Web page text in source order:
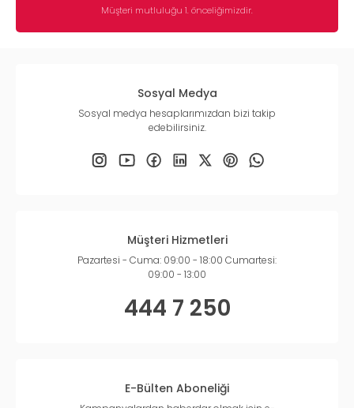
Müşteri mutluluğu 1. önceliğimizdir.
Sosyal Medya
Sosyal medya hesaplarımızdan bizi takip
edebilirsiniz.
Müşteri Hizmetleri
Pazartesi - Cuma: 09:00 - 18:00 Cumartesi:
09:00 - 13:00
444 7 250
E-Bülten Aboneliği